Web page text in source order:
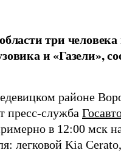
три человека
и «Газели»,
районе
пресс-служба
в 12:00 мск
легковой Kia